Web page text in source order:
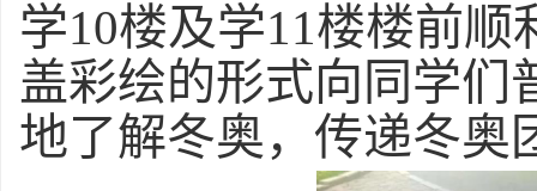
学10楼及学11楼楼前
盖彩绘的形式向同学们
地了解冬奥，传递冬奥